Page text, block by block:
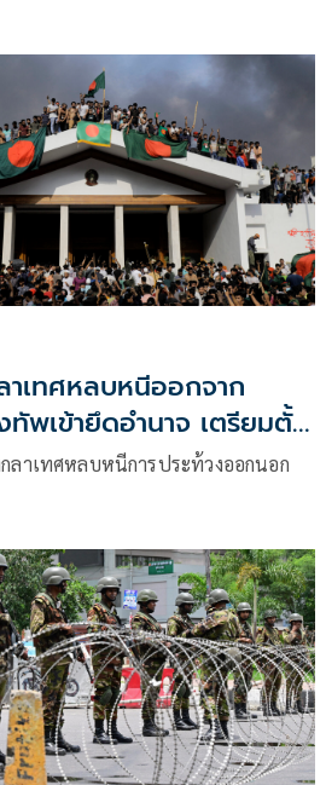
เทศหลบหนีออกจาก
ทัพเข้ายึดอำนาจ เตรียมตั้ง
าร
ลาเทศหลบหนีการประท้วงออกนอก